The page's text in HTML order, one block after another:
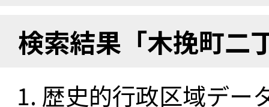
検索結果「木挽町二
歴史的行政区域デー